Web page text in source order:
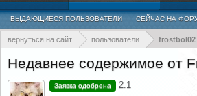
вернуться на сайт пользователи frostbol02
Недавнее содержимое от
Заявка одобрена 2.1
ВЫДАЮЩИЕСЯ ПОЛЬЗОВАТЕЛИ СЕЙЧАС НА
НЕДАВНЯЯ АКТИВНОСТЬ НОВЫЕ СООБЩЕНИЯ